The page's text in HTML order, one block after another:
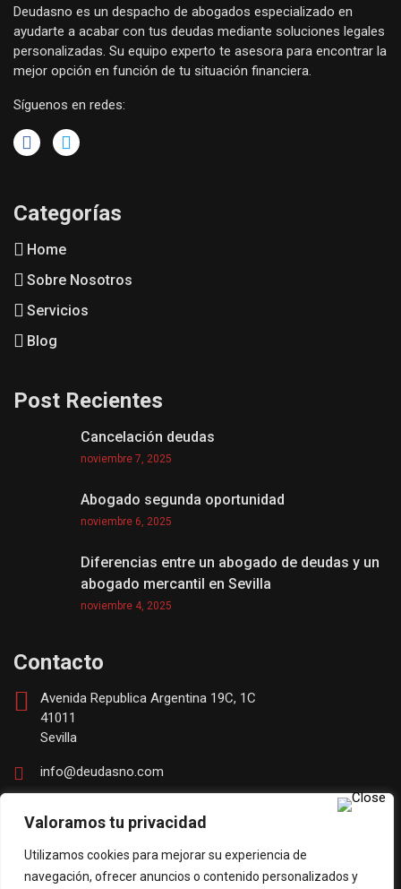
Valoramos tu privacidad
Utilizamos cookies para mejorar su experiencia de
navegación, ofrecer anuncios o contenido personalizados y
Deudasno es un despacho de abogados especializado en
ayudarte a acabar con tus deudas mediante soluciones legales
personalizadas. Su equipo experto te asesora para encontrar la
mejor opción en función de tu situación financiera.
Síguenos en redes:
Categorías
Home
Sobre Nosotros
Servicios
Blog
Post Recientes
Cancelación deudas
noviembre 7, 2025
Abogado segunda oportunidad
noviembre 6, 2025
Diferencias entre un abogado de deudas y un
abogado mercantil en Sevilla
noviembre 4, 2025
Contacto
Avenida Republica Argentina 19C, 1C
41011
Sevilla
info@deudasno.com